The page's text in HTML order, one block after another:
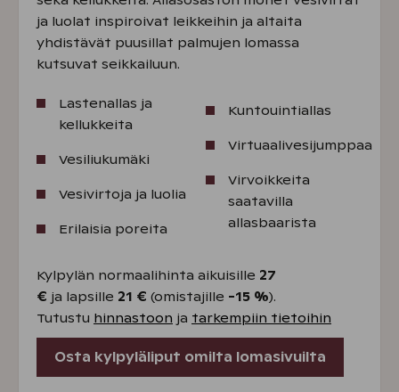
ja luolat inspiroivat leikkeihin ja altaita
yhdistävät puusillat palmujen lomassa
kutsuvat seikkailuun.
Lastenallas ja
kellukkeita
Vesiliukumäki
Vesivirtoja ja luolia
Erilaisia poreita
Kuntouintiallas
Virtuaalivesijumppaa
Virvoikkeita
saatavilla
allasbaarista
Kylpylän normaalihinta aikuisille 27
€ ja lapsille 21 € (omistajille -15 %).
Tutustu hinnastoon ja tarkempiin tietoihin
Osta kylpyläliput omilta lomasivuilta